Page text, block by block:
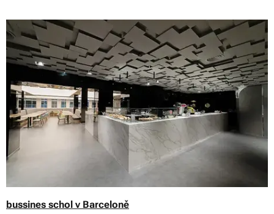
bussines schol v Barceloně